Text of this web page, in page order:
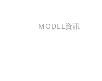
MODEL資訊